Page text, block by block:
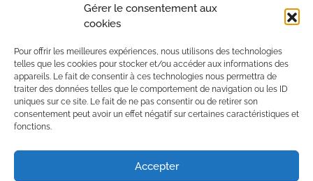
Gérer le consentement aux
cookies
Pour offrir les meilleures expériences, nous utilisons des technologies
telles que les cookies pour stocker et/ou accéder aux informations des
appareils. Le fait de consentir à ces technologies nous permettra de
traiter des données telles que le comportement de navigation ou les ID
uniques sur ce site. Le fait de ne pas consentir ou de retirer son
consentement peut avoir un effet négatif sur certaines caractéristiques et
fonctions.
Accepter
L'aventure du vivant
La Mission Locale de l'agglomération mancelle
La région Pays de la Loire
PRH - Pôle Régional du Handicap
Superforma